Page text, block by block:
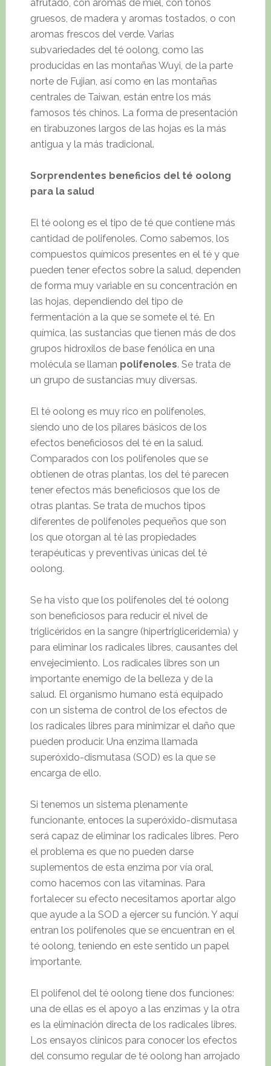
afrutado, con aromas de miel, con tonos
gruesos, de madera y aromas tostados, o con
aromas frescos del verde. Varias
subvariedades del té oolong, como las
producidas en las montañas Wuyi, de la parte
norte de Fujian, así como en las montañas
centrales de Taiwan, están entre los más
famosos tés chinos. La forma de presentación
en tirabuzones largos de las hojas es la más
antigua y la más tradicional.
Sorprendentes beneficios del té oolong
para la salud
El té oolong es el tipo de té que contiene más
cantidad de polifenoles. Como sabemos, los
compuestos químicos presentes en el té y que
pueden tener efectos sobre la salud, dependen
de forma muy variable en su concentración en
las hojas, dependiendo del tipo de
fermentación a la que se somete el té. En
química, las sustancias que tienen más de dos
grupos hidroxilos de base fenólica en una
molécula se llaman polifenoles. Se trata de
un grupo de sustancias muy diversas.
El té oolong es muy rico en polifenoles,
siendo uno de los pilares básicos de los
efectos beneficiosos del té en la salud.
Comparados con los polifenoles que se
obtienen de otras plantas, los del té parecen
tener efectos más beneficiosos que los de
otras plantas. Se trata de muchos tipos
diferentes de polifenoles pequeños que son
los que otorgan al té las propiedades
terapéuticas y preventivas únicas del té
oolong.
Se ha visto que los polifenoles del té oolong
son beneficiosos para reducir el nivel de
triglicéridos en la sangre (hipertrigliceridemia) y
para eliminar los radicales libres, causantes del
envejecimiento. Los radicales libres son un
importante enemigo de la belleza y de la
salud. El organismo humano está equipado
con un sistema de control de los efectos de
los radicales libres para minimizar el daño que
pueden producir. Una enzima llamada
superóxido-dismutasa (SOD) es la que se
encarga de ello.
Si tenemos un sistema plenamente
funcionante, entoces la superóxido-dismutasa
será capaz de eliminar los radicales libres. Pero
el problema es que no pueden darse
suplementos de esta enzima por vía oral,
como hacemos con las vitaminas. Para
fortalecer su efecto necesitamos aportar algo
que ayude a la SOD a ejercer su función. Y aquí
entran los polifenoles que se encuentran en el
té oolong, teniendo en este sentido un papel
importante.
El polifenol del té oolong tiene dos funciones:
una de ellas es el apoyo a las enzimas y la otra
es la eliminación directa de los radicales libres.
Los ensayos clínicos para conocer los efectos
del consumo regular de té oolong han arrojado